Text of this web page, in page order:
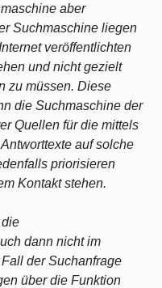
aber
Suchmaschine liegen
veröffentlichten
und nicht gezielt
zu müssen. Diese
die Suchmaschine der
Quellen für die mittels
auf solche
priorisieren
Kontakt stehen.
dann nicht im
der Suchanfrage
über die Funktion